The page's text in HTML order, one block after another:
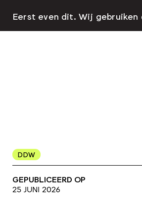
DDW
GEPUBLICEERD OP
25 JUNI 2026
Eerst even dit. Wij